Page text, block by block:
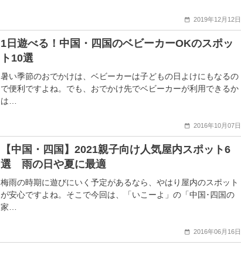
2019年12月12日
1日遊べる！中国・四国のベビーカーOKのスポッ
ト10選
暑い季節のおでかけは、ベビーカーは子どもの日よけにもなるの
で便利ですよね。でも、おでかけ先でベビーカーが利用できるか
は…
2016年10月07日
【中国・四国】2021親子向け人気屋内スポット6
選 雨の日や夏に最適
梅雨の時期に遊びにいく予定があるなら、やはり屋内のスポット
が安心ですよね。そこで今回は、「いこーよ」の「中国･四国の
家…
2016年06月16日